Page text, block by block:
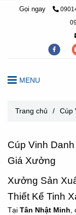
Gọi ngay
MENU
Trang chủ / Cúp
Cúp Vinh
Giá Xưởng
Xưởng Sản
Thiết Kế Tinh
Tại Tân Nhật Minh